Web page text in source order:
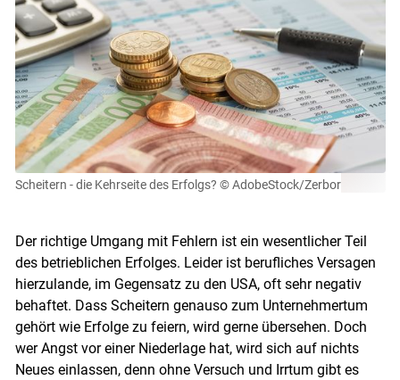
Scheitern - die Kehrseite des Erfolgs? © AdobeStock/Zerbor
Der richtige Umgang mit Fehlern ist ein wesentlicher Teil
des betrieblichen Erfolges. Leider ist berufliches Versagen
hierzulande, im Gegensatz zu den USA, oft sehr negativ
behaftet. Dass Scheitern genauso zum Unternehmertum
gehört wie Erfolge zu feiern, wird gerne übersehen. Doch
wer Angst vor einer Niederlage hat, wird sich auf nichts
Neues einlassen, denn ohne Versuch und Irrtum gibt es